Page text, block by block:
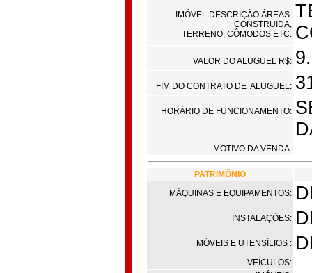
IMÓVEL DESCRIÇÃO ÁREAS:
CONSTRUIDA,
TERRENO, CÔMODOS ETC.
VALOR DO ALUGUEL R$:
FIM DO CONTRATO DE ALUGUEL:
HORÁRIO DE FUNCIONAMENTO:
MOTIVO DA VENDA:
PATRIMÔNIO
MÁQUINAS E EQUIPAMENTOS:
INSTALAÇÕES:
MÓVEIS E UTENSÍLIOS :
VEÍCULOS: